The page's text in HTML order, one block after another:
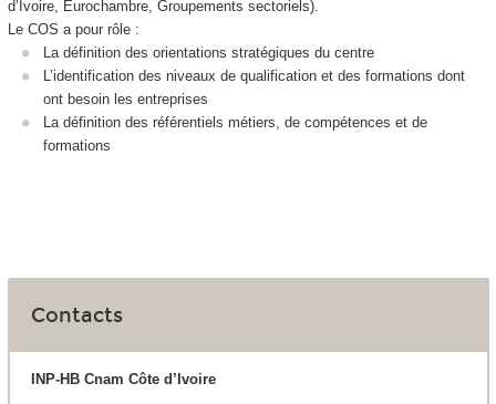
d’Ivoire, Eurochambre, Groupements sectoriels).
Le COS a pour rôle :
La définition des orientations stratégiques du centre
L’identification des niveaux de qualification et des formations dont
ont besoin les entreprises
La définition des référentiels métiers, de compétences et de
formations
Contacts
INP-HB Cnam Côte d’Ivoire